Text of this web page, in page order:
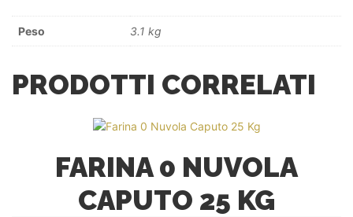
Peso 3.1 kg
PRODOTTI CORRELATI
FARINA 0 NUVOLA
CAPUTO 25 KG